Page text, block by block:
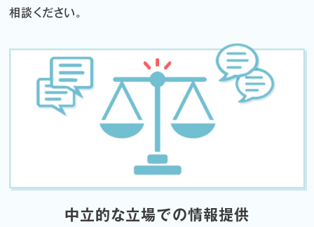
相談ください。
中立的な立場での情報提供